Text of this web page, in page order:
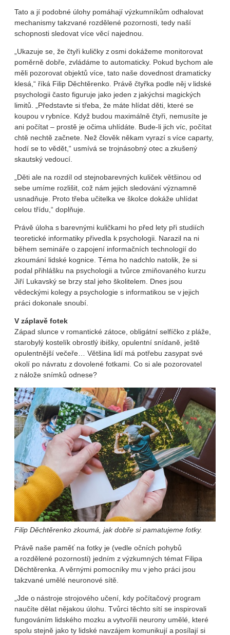
Tato a jí podobné úlohy pomáhají výzkumníkům odhalovat
mechanismy takzvané rozdělené pozornosti, tedy naší
schopnosti sledovat více věcí najednou.
„Ukazuje se, že čtyři kuličky z osmi dokážeme monitorovat
poměrně dobře, zvládáme to automaticky. Pokud bychom ale
měli pozorovat objektů více, tato naše dovednost dramaticky
klesá,“ říká Filip Děchtěrenko. Právě čtyřka podle něj v lidské
psychologii často figuruje jako jeden z jakýchsi magických
limitů. „Představte si třeba, že máte hlídat děti, které se
koupou v rybníce. Když budou maximálně čtyři, nemusíte je
ani počítat – prostě je očima uhlídáte. Bude-li jich víc, počítat
chtě nechtě začnete. Než člověk někam vyrazí s více caparty,
hodí se to vědět,“ usmívá se trojnásobný otec a zkušený
skautský vedoucí.
„Děti ale na rozdíl od stejnobarevných kuliček většinou od
sebe umíme rozlišit, což nám jejich sledování významně
usnadňuje. Proto třeba učitelka ve školce dokáže uhlídat
celou třídu,“ doplňuje.
Právě úloha s barevnými kuličkami ho před lety při studiích
teoretické informatiky přivedla k psychologii. Narazil na ni
během semináře o zapojení informačních technologií do
zkoumání lidské kognice. Téma ho nadchlo natolik, že si
podal přihlášku na psychologii a tvůrce zmiňovaného kurzu
Jiří Lukavský se brzy stal jeho školitelem. Dnes jsou
vědeckými kolegy a psychologie s informatikou se v jejich
práci dokonale snoubí.
V záplavě fotek
Západ slunce v romantické zátoce, obligátní selfíčko z pláže,
starobylý kostelík obrostlý ibišky, opulentní snídaně, ještě
opulentnější večeře… Většina lidí má potřebu zasypat své
okolí po návratu z dovolené fotkami. Co si ale pozorovatel
z nálože snímků odnese?
Filip Děchtěrenko zkoumá, jak dobře si pamatujeme fotky.
Právě naše paměť na fotky je (vedle očních pohybů
a rozdělené pozornosti) jedním z výzkumných témat Filipa
Děchtěrenka. A věrnými pomocníky mu v jeho práci jsou
takzvané umělé neuronové sítě.
„Jde o nástroje strojového učení, kdy počítačový program
naučíte dělat nějakou úlohu. Tvůrci těchto sítí se inspirovali
fungováním lidského mozku a vytvořili neurony umělé, které
spolu stejně jako ty lidské navzájem komunikují a posílají si